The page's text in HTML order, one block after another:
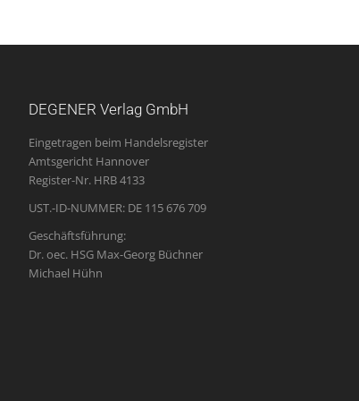
DEGENER Verlag GmbH
Eingetragen beim Handelsregister
Amtsgericht Hannover
Register-Nr. HRB 4133
UST.-ID-NUMMER: DE 115 676 709
Geschäftsführung:
Dr. oec. HSG Max-Georg Büchner
Michael Hühn